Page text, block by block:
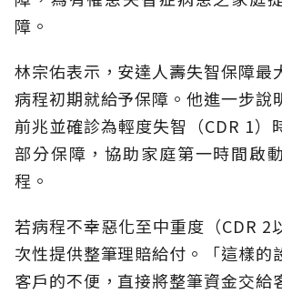
障。
林宗佑表示，安達人壽失智保障最
病程初期就給予保障。他進一步說
前兆並確診為輕度失智（CDR 1）
部分保障，協助家庭第一時間啟
程。
若病程不幸惡化至中重度（CDR 2
次性提供整筆理賠給付。「這樣的
客戶的不便，直接將整筆資金交給